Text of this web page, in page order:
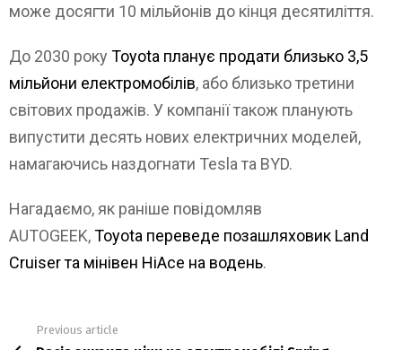
може досягти 10 мільйонів до кінця десятиліття.
До 2030 року Toyota планує продати близько 3,5
мільйони електромобілів, або близько третини
світових продажів. У компанії також планують
випустити десять нових електричних моделей,
намагаючись наздогнати Tesla та BYD.
Нагадаємо, як раніше повідомляв
AUTOGEEK,Toyota переведе позашляховик Land
Cruiser та мінівен HiAce на водень.
Previous article